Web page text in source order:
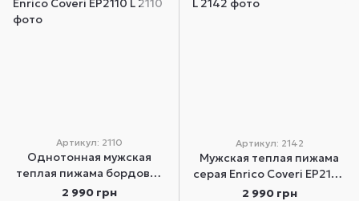
Артикул: 2110
Однотонная мужская
теплая пижама бордовая
Enrico Coveri EP2110 L
2 990 грн
Артикул: 2142
Мужская теплая пижама
серая Enrico Coveri EP2142
L
2 990 грн